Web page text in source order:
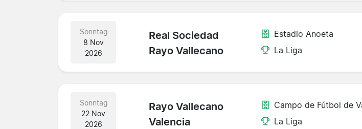
Sonntag
8 Nov
2026
Real Sociedad
Rayo Vallecano
Estadio Anoeta
La Liga
Sonntag
22 Nov
2026
Rayo Vallecano
Valencia
Campo de Fútbol de
La Liga